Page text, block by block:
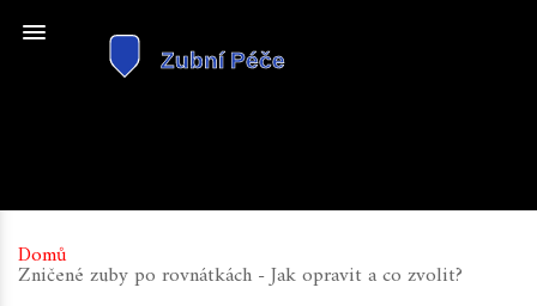
Domů
Zničené zuby po rovnátkách - Jak opravit a co zvolit?